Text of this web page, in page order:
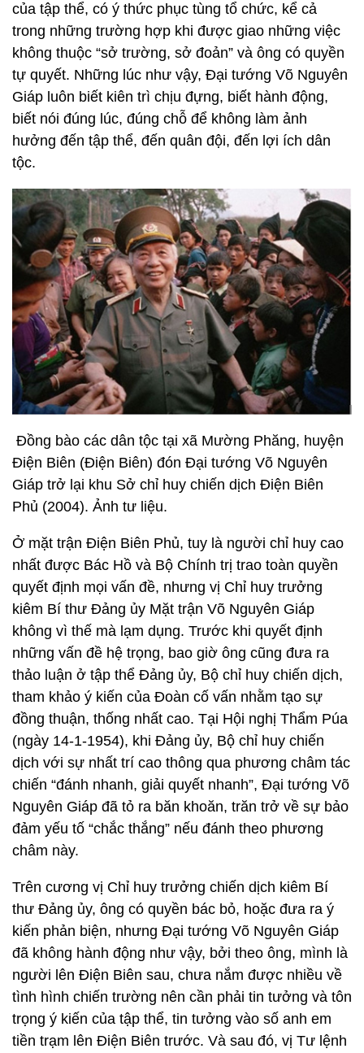
của tập thể, có ý thức phục tùng tổ chức, kể cả
trong những trường hợp khi được giao những việc
không thuộc “sở trường, sở đoản” và ông có quyền
tự quyết. Những lúc như vậy, Đại tướng Võ Nguyên
Giáp luôn biết kiên trì chịu đựng, biết hành động,
biết nói đúng lúc, đúng chỗ để không làm ảnh
hưởng đến tập thể, đến quân đội, đến lợi ích dân
tộc.
Đồng bào các dân tộc tại xã Mường Phăng, huyện
Điện Biên (Điện Biên) đón Đại tướng Võ Nguyên
Giáp trở lại khu Sở chỉ huy chiến dịch Điện Biên
Phủ (2004). Ảnh tư liệu.
Ở mặt trận Điện Biên Phủ, tuy là người chỉ huy cao
nhất được Bác Hồ và Bộ Chính trị trao toàn quyền
quyết định mọi vấn đề, nhưng vị Chỉ huy trưởng
kiêm Bí thư Đảng ủy Mặt trận Võ Nguyên Giáp
không vì thế mà lạm dụng. Trước khi quyết định
những vấn đề hệ trọng, bao giờ ông cũng đưa ra
thảo luận ở tập thể Đảng ủy, Bộ chỉ huy chiến dịch,
tham khảo ý kiến của Đoàn cố vấn nhằm tạo sự
đồng thuận, thống nhất cao. Tại Hội nghị Thẩm Púa
(ngày 14-1-1954), khi Đảng ủy, Bộ chỉ huy chiến
dịch với sự nhất trí cao thông qua phương châm tác
chiến “đánh nhanh, giải quyết nhanh”, Đại tướng Võ
Nguyên Giáp đã tỏ ra băn khoăn, trăn trở về sự bảo
đảm yếu tố “chắc thắng” nếu đánh theo phương
châm này.
Trên cương vị Chỉ huy trưởng chiến dịch kiêm Bí
thư Đảng ủy, ông có quyền bác bỏ, hoặc đưa ra ý
kiến phản biện, nhưng Đại tướng Võ Nguyên Giáp
đã không hành động như vậy, bởi theo ông, mình là
người lên Điện Biên sau, chưa nắm được nhiều về
tình hình chiến trường nên cần phải tin tưởng và tôn
trọng ý kiến của tập thể, tin tưởng vào số anh em
tiền trạm lên Điện Biên trước. Và sau đó, vị Tư lệnh